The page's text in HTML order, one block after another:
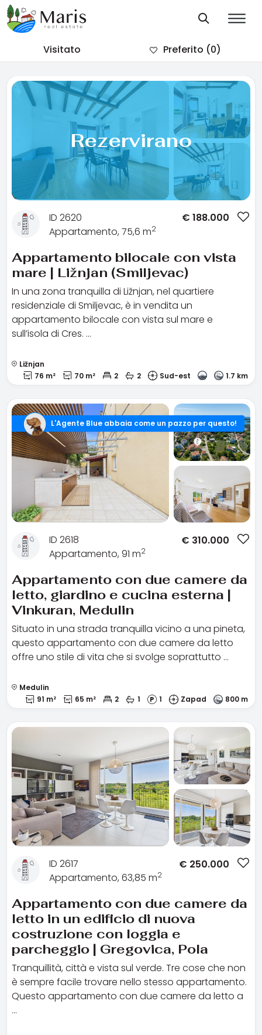
Visitato Preferito (0)
Rezervirano
ID 2620
Appartamento, 75,6 m2
€ 188.000
Appartamento bilocale con vista
mare | Ližnjan (Smiljevac)
In una zona tranquilla di Ližnjan, nel quartiere
residenziale di Smiljevac, è in vendita un
appartamento bilocale con vista sul mare e
sull’isola di Cres. …
Ližnjan
76 m²
70 m² 2 2 Sud-est 1.7 km
L'Agente Blue abbaia come un pazzo per questo!
ID 2618
Appartamento, 91 m2
€ 310.000
Appartamento con due camere da
letto, giardino e cucina esterna |
Vinkuran, Medulin
Situato in una strada tranquilla vicino a una pineta,
questo appartamento con due camere da letto
offre uno stile di vita che si svolge soprattutto …
Medulin
91 m²
65 m² 2 1 1 Zapad 800 m
ID 2617
Appartamento, 63,85 m2
€ 250.000
Appartamento con due camere da
letto in un edificio di nuova
costruzione con loggia e
parcheggio | Gregovica, Pola
Tranquillità, città e vista sul verde. Tre cose che non
è sempre facile trovare nello stesso appartamento.
Questo appartamento con due camere da letto a
…